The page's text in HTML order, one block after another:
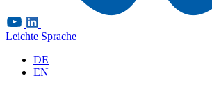
Leichte Sprache
DE
EN